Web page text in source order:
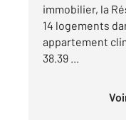
immobilier, la
14 logements
appartement
38.39 ...